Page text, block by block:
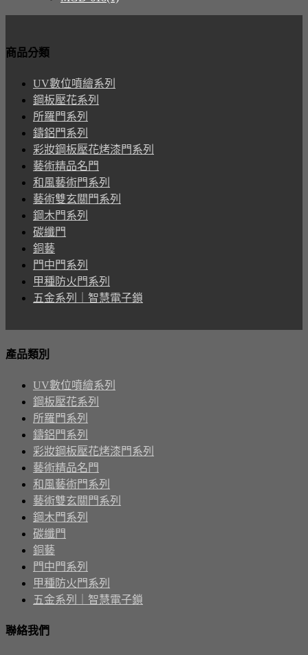
商品分類
UV數位噴繪系列
鋼板壓花系列
所羅門系列
鑄鋁門系列
彩妝鋼板壓花烤漆門系列
藝術精品名門
和風藝術門系列
藝術雙玄關門系列
鋼木門系列
碳纖門
銅藝
門中門系列
甲種防火門系列
五金系列｜智慧電子鎖
產品類別
UV數位噴繪系列
鋼板壓花系列
所羅門系列
鑄鋁門系列
彩妝鋼板壓花烤漆門系列
藝術精品名門
和風藝術門系列
藝術雙玄關門系列
鋼木門系列
碳纖門
銅藝
門中門系列
甲種防火門系列
五金系列｜智慧電子鎖
聯絡我們